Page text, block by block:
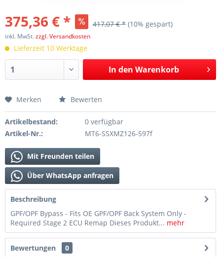
375,36 € * 417,07 € * (10% gespart)
inkl. MwSt.zzgl. Versandkosten
Lieferzeit 10 Werktage
In den Warenkorb
Merken Bewerten
Artikelbestand:
0 verfügbar
Artikel-Nr.:
MT6-SSXMZ126-597f
Mit Freunden teilen
Über WhatsApp anfragen
Beschreibung
GPF/OPF Bypass - Fits OE GPF/OPF Back System Only -
Required Stage 2 ECU Remap Dieses Produkt... mehr
Bewertungen
0